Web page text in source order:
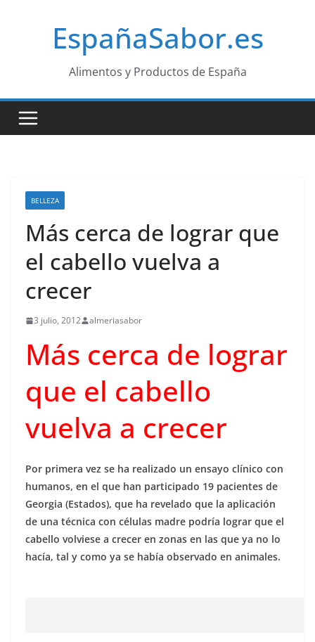
EspañaSabor.es
Alimentos y Productos de España
BELLEZA
Más cerca de lograr que
el cabello vuelva a
crecer
3 julio, 2012 almeriasabor
Más cerca de lograr
que el cabello
vuelva a crecer
Por primera vez se ha realizado un ensayo clínico con
humanos, en el que han participado 19 pacientes de
Georgia (Estados), que ha revelado que la aplicación
de una técnica con células madre podría lograr que el
cabello volviese a crecer en zonas en las que ya no lo
hacía, tal y como ya se había observado en animales.